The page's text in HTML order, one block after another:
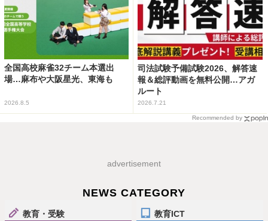
全国高校麻雀32チーム本選出
場…麻布や大阪星光、東海も
2026.8.5
司法試験予備試験2026、解答速
報＆総評動画を無料公開…アガ
ルート
2026.7.21
Recommended by
advertisement
NEWS CATEGORY
教育・受験 教育ICT